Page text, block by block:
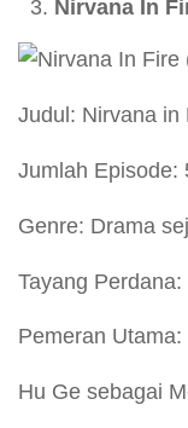
Nirvana In
Judul: Nirvana in
Jumlah Episode:
Genre: Drama
Tayang
Pemeran Utama:
Hu Ge sebagai